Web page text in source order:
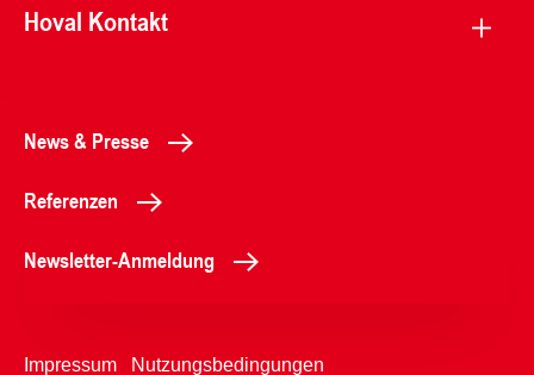
Hoval Kontakt
News & Presse
Referenzen
Newsletter-Anmeldung
Impressum Nutzungsbedingungen